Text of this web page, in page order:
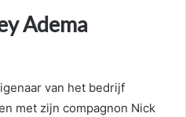
Adema
van het bedrijf
met zijn compagnon Nick